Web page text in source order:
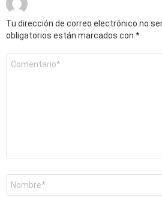
Tu dirección de correo electrónico no
obligatorios están marcados con *